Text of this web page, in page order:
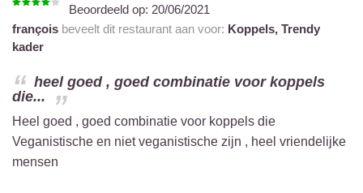
Beoordeeld op: 20/06/2021
françois beveelt dit restaurant aan voor: Koppels, Trendy
kader
heel goed , goed combinatie voor koppels
die...
Heel goed , goed combinatie voor koppels die
Veganistische en niet veganistische zijn , heel vriendelijke
mensen